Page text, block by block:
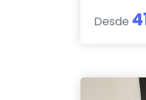
Desde